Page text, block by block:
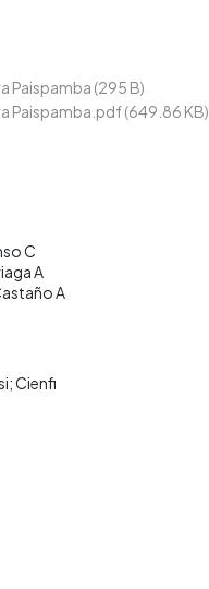
Paispamba (295 B)
Paispamba.pdf(649.86 KB)
C
A
A
Cienfi